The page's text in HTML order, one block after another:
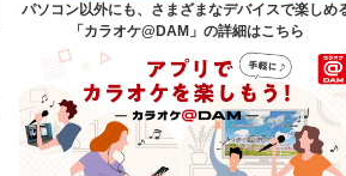
キャンペーン
よくあるご質問
パソコン以外にも、さまざまなデバイスで楽しめ
「カラオケ@DAM」の詳細はこちら